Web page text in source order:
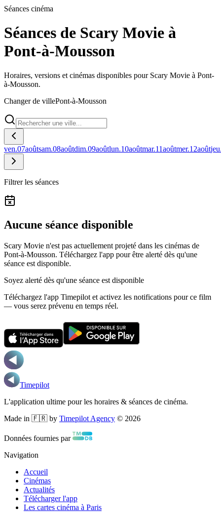
Séances cinéma
Séances de Scary Movie à
Pont-à-Mousson
Horaires, versions et cinémas disponibles pour Scary Movie à Pont-
à-Mousson.
Changer de villePont-à-Mousson
ven.07aoûtsam.08aoûtdim.09aoûtlun.10aoûtmar.11aoûtmer.12août
Filtrer les séances
Aucune séance disponible
Scary Movie n'est pas actuellement projeté dans les cinémas de
Pont-à-Mousson. Téléchargez l'app pour être alerté dès qu'une
séance est disponible.
Soyez alerté dès qu'une séance est disponible
Téléchargez l'app Timepilot et activez les notifications pour ce film
— vous serez prévenu en temps réel.
Timepilot
L'application ultime pour les horaires & séances de cinéma.
Made in 🇫🇷 by Timepilot Agency © 2026
Données fournies par
Navigation
Accueil
Cinémas
Actualités
Télécharger l'app
Les cartes cinéma à Paris